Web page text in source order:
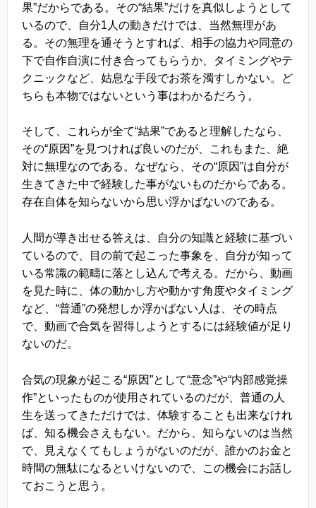
果”だからである。その“結果”だけを真似しようとして
いるので、自分1人の動きだけでは、当然無理があ
る。その無理を通そうとすれば、相手の協力や同意の
下で自作自演に付き合ってもらうか、タイミングやテ
クニックなど、姑息な手段でお茶を濁すしかない。ど
ちらも本物ではないという事はわかるだろう。
そして、これらが全て“結果”であると理解したなら、
その“原因”を見つければ良いのだが、これもまた、絶
対に無理なのである。なぜなら、その“原因”は自分が
生きてきた中で経験した事がないものだからである。
存在自体を知らないから思い浮かばないのである。
人間が導き出せる答えは、自分の知識と経験に基づい
ているので、目の前で起こった事象を、自分が知って
いる常識の範疇に落とし込んで考える。だから、動画
を見た時に、体の動かし方や動かす角度やタイミング
など、“普通”の発想しか浮かばない人は、その時点
で、動画で合気を習得しようとするには経験値が足り
ないのだ。
合気の現象が起こる“原因”として“意念”や“内部感覚操
作”といったものが使用されているのだが、普通の人
生を送ってきただけでは、体験することも出来なけれ
ば、知る機会さえもない。だから、知らないのは当然
で、見えなくてもしょうがないのだが、誰かのお金と
時間の無駄になるといけないので、この機会にお話し
ておこうと思う。